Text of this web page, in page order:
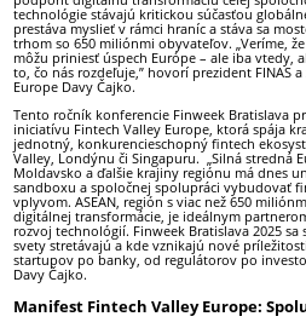
technológie stávajú kritickou súčasťou
prestáva myslieť v rámci hraníc a stáva sa
trhom so 650 miliónmi obyvateľov. „Veríme,
môžu priniesť úspech Európe – ale iba vtedy,
to, čo nás rozdeľuje,” hovorí prezident FINAS
Europe Davy Čajko.
Tento ročník konferencie Finweek Bratislava
iniciatívu Fintech Valley Europe, ktorá spája
jednotný, konkurencieschopný fintech
Valley, Londýnu či Singapuru. „Silná stredná
Moldavsko a ďalšie krajiny regiónu má dnes
sandboxu a spoločnej spolupráci vybudovať
vplyvom. ASEAN, región s viac než 650
digitálnej transformácie, je ideálnym
rozvoj technológií. Finweek Bratislava 2025
svety stretávajú a kde vznikajú nové
startupov po banky, od regulátorov po
Davy Čajko.
Manifest Fintech Valley Europe: